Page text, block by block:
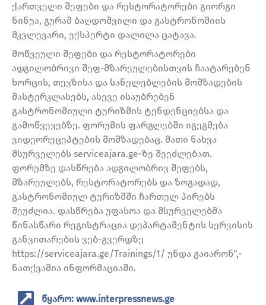
ქართველი შეფები და რესტორატორები გიორგი
ნინუა, გურამ ბაღდოშვილი და გასტრონომიის
მკვლევარი, ექსპერტი დალილა ცატავა.
მოწვეული შეფები და რესტორატორები
ადგილობრივი შეფ-მზარეულებისთვის ჩაატარებენ
ხორცის, თევზისა და სანელებლების მომზადების
მასტერკლასებს, ასევე ისაუბრებენ
გასტრონომიული ტურიზმის ტენდენციებსა და
გამოწვევებზე. ფორუმის ფარგლებში იგეგმება
ვიდეორეცეპტების მომზადებაც. მათი ნახვა
მსურველებს serviceajara.ge-ზე შეეძლებათ.
ფორუმზე დასწრება ადგილობრივ შეფებს,
მზარეულებს, რესტორატორებს და ზოგადად,
გასტრონომიულ ტურიზმში ჩართულ პირებს
შეუძლია. დასწრება უფასოა და მსურველებმა
წინასწარი რეგისტრაცია დეპარტამენტის სერვისის
განვითარების ვებ-გვერდზე
https://serviceajara.ge/Trainings/1/ უნდა გაიარონ“,-
ნათქვამია ინფორმაციაში.
წყარო: www.interpressnews.ge